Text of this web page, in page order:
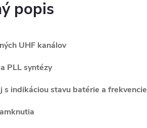
popis
UHF kanálov
PLL syntézy
s indikáciou stavu batérie a frekvencie